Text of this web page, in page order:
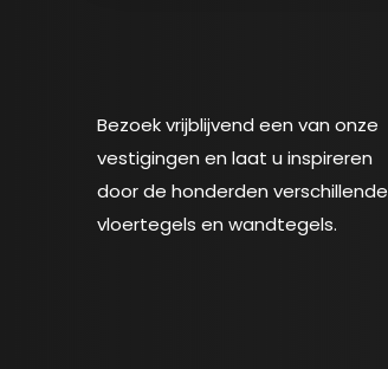
Bezoek vrijblijvend een van onze
vestigingen en laat u inspireren
door de honderden verschillende
vloertegels en wandtegels.